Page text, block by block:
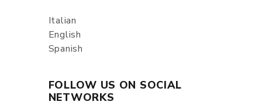
Italian
English
Spanish
FOLLOW US ON SOCIAL
NETWORKS